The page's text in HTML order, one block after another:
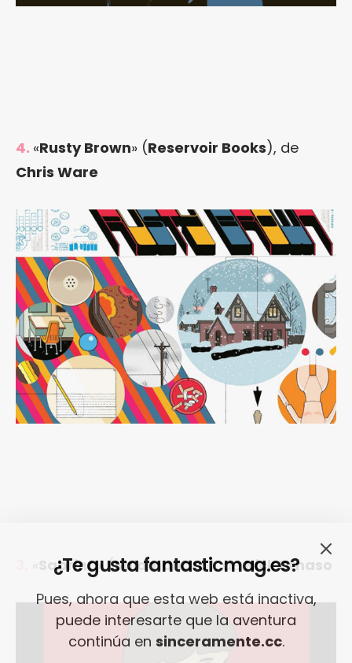
4. «Rusty Brown» (Reservoir Books), de
Chris Ware
« Sabrina» (Salamandra), deNick Drnaso
¿Te gusta fantasticmag.es?
Pues, ahora que esta web está inactiva,
puede interesarte que la aventura
continúa en sinceramente.cc.